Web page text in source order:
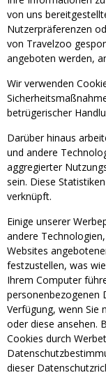
von uns
Nutzerpräferenzen
von Travelzoo
angeboten werden,
Wir verwenden
betrügerischer
Darüber hinaus
und andere
aggregierter
sein. Diese
verknüpft.
Einige unserer
andere
Websites
festzustellen, was
Ihrem Computer
personenbezogenen
Verfügung, wenn Sie
oder diese ansehen.
Cookies durch
dieser